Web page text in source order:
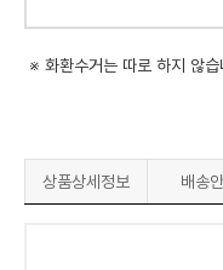
※ 화환수거는 따로 하지 않
상품상세정보 배송